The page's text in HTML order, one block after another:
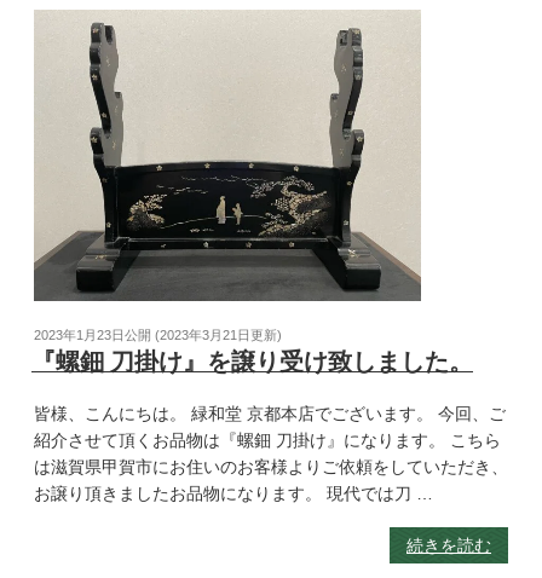
2023年1月23日公開 (2023年3月21日更新)
『螺鈿 刀掛け』を譲り受け致しました。
皆様、こんにちは。 緑和堂 京都本店でございます。 今回、ご
紹介させて頂くお品物は『螺鈿 刀掛け』になります。 こちら
は滋賀県甲賀市にお住いのお客様よりご依頼をしていただき、
お譲り頂きましたお品物になります。 現代では刀 …
続きを読む